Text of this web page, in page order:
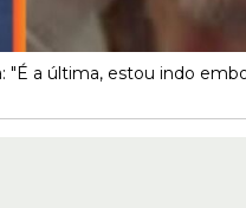
a última, estou indo